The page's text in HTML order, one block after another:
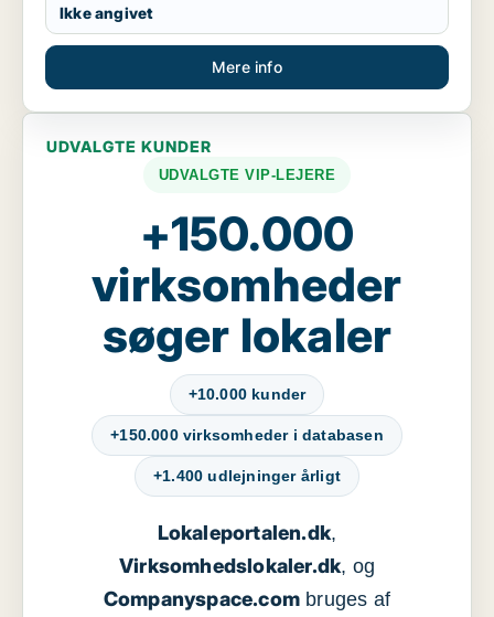
Ikke angivet
Mere info
UDVALGTE KUNDER
UDVALGTE VIP-LEJERE
+150.000
virksomheder
søger lokaler
+10.000 kunder
+150.000 virksomheder i databasen
+1.400 udlejninger årligt
Lokaleportalen.dk,
Virksomhedslokaler.dk, og
Companyspace.com bruges af